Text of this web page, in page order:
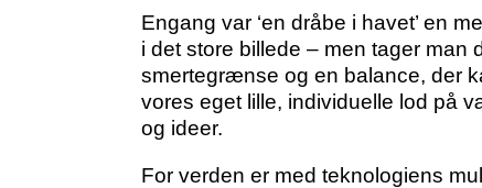
Engang var ‘en dråbe i havet’ en
i det store billede – men tager man
smertegrænse og en balance, der
vores eget lille, individuelle lod på
og ideer.
For verden er med teknologiens